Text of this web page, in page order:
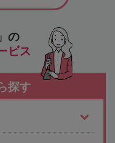
の
ビス
探す